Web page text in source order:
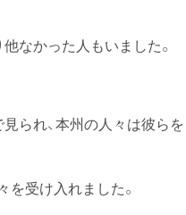
なかった人もいました。
られ、本州の人々は彼らを
受け入れました。